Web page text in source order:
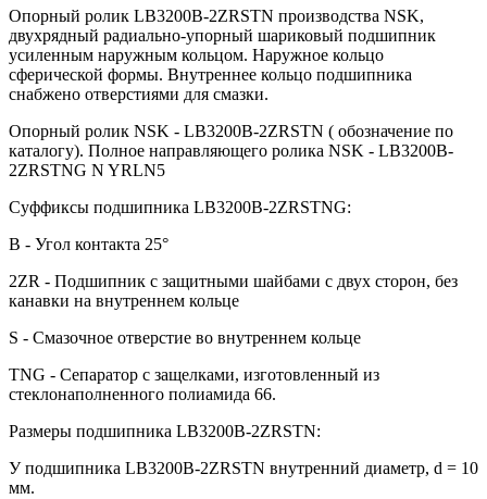
Опорный ролик LB3200B-2ZRSTN производства NSK,
двухрядный радиально-упорный шариковый подшипник
усиленным наружным кольцом. Наружное кольцо
сферической формы. Внутреннее кольцо подшипника
снабжено отверстиями для смазки.
Опорный ролик NSK - LB3200B-2ZRSTN ( обозначение по
каталогу). Полное направляющего ролика NSK - LB3200B-
2ZRSTNG N YRLN5
Суффиксы подшипника LB3200B-2ZRSTNG:
B - Угол контакта 25°
2ZR - Подшипник с защитными шайбами с двух сторон, без
канавки на внутреннем кольце
S - Смазочное отверстие во внутреннем кольце
TNG - Сепаратор с защелками, изготовленный из
стеклонаполненного полиамида 66.
Размеры подшипника LB3200B-2ZRSTN:
У подшипника LB3200B-2ZRSTN внутренний диаметр, d = 10
мм.